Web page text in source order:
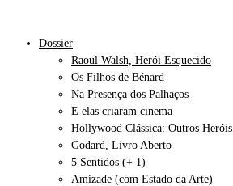
Dossier
Raoul Walsh, Herói Esquecido
Os Filhos de Bénard
Na Presença dos Palhaços
E elas criaram cinema
Hollywood Clássica: Outros Heróis
Godard, Livro Aberto
5 Sentidos (+ 1)
Amizade (com Estado da Arte)